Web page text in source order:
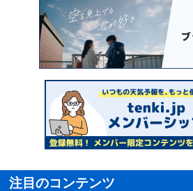
注目のコンテンツ